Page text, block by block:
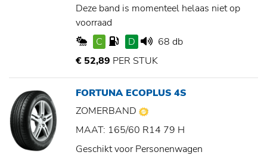
Deze band is momenteel helaas niet op
voorraad
C
D
68 db
€ 52,89 PER STUK
FORTUNA ECOPLUS 4S
ZOMERBAND
MAAT: 165/60 R14 79 H
Geschikt voor Personenwagen